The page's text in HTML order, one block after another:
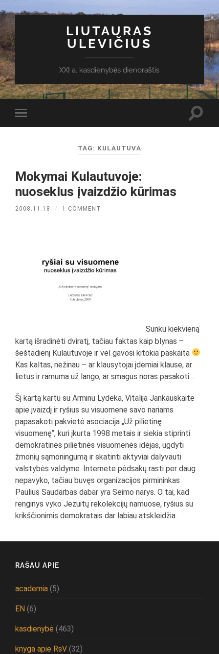
LIUTAURAS
ULEVIČIUS
XXI a. kasdienybės dienoraštis
Toggle
mobile
TAG: KULAUTUVA
Mokymai Kulautuvoje:
nuoseklus įvaizdžio kūrimas
2008.11.18 / 1 COMMENT
Sunku kiekvieną
kartą išradinėti dviratį, tačiau faktas kaip blynas –
šeštadienį Kulautuvoje ir vėl gavosi kitokia paskaita
Kas kaltas, nežinau – ar klausytojai įdėmiai klausė, ar
lietus ir ramuma už lango, ar smagus noras pasakoti…
Šį kartą kartu su Arminu Lydeka, Vitalija Jankauskaite
apie įvaizdį ir ryšius su visuomene savo nariams
papasakoti pakvietė asociacija „Už pilietinę
visuomenę“, kuri įkurta 1998 metais ir siekia stiprinti
demokratinės pilietinės visuomenės idėjas, ugdyti
žmonių sąmoningumą ir skatinti aktyviai dalyvauti
valstybės valdyme. Internete pėdsakų rasti per daug
nepavyko, tačiau buvęs organizacijos pirmininkas
Paulius Saudarbas dabar yra Seimo narys. O tai, kad
renginys vyko Jėzuitų rekolekcijų namuose, ryšius su
krikščionimis demokratais dar labiau atskleidžia.
RAŠAU APIE
academia (5)
EN (6)
kasdienybė (463)
knyga apie RsV (32)